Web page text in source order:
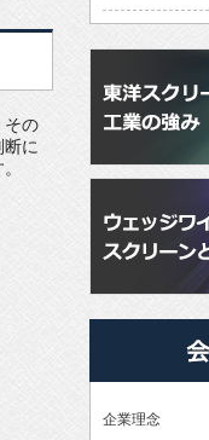
その
に
企業理念